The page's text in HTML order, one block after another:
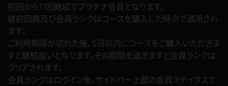
初回から11回継続でプラチナ会員となります。
継続回数及び会員ランクはコースを購入した時点で適用され
ます。
ご利用期限が切れた後、5日以内にコースをご購入いただきま
すと継続扱いとなります。その期間を過ぎますと会員ランクは
クリアされます。
会員ランクはログイン後、サイドバー上部の会員ステイタスで